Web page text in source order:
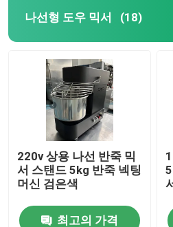
나선형 도우 믹서 (18)
220v 상용 나선 반죽 믹
서 스탠드 5kg 반죽 넥팅
머신 검은색
최고의 가격